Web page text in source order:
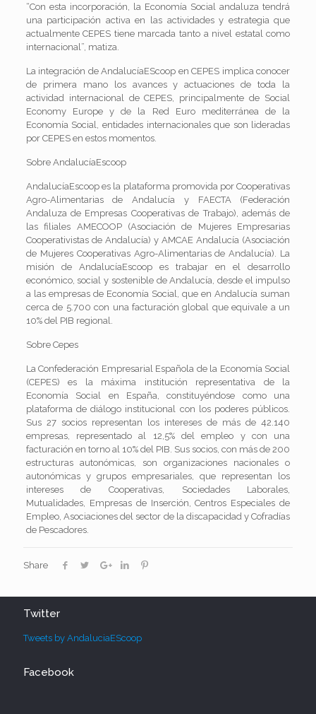
“Con esta incorporación, la Economía Social andaluza tendrá
una participación activa en las actividades y estrategia que
actualmente CEPES tiene marcada tanto a nivel estatal como
internacional”, matiza.
La integración de AndalucíaEScoop en CEPES implica conocer
de primera mano los avances y actuaciones de toda la
actividad internacional de CEPES, principalmente de Social
Economy Europe y de la Red Euro mediterránea de la
Economía Social, entidades internacionales que son lideradas
por CEPES en estos momentos.
Sobre AndalucíaEscoop
AndalucíaEscoop es la plataforma promovida por Cooperativas
Agro-Alimentarias de Andalucía y FAECTA (Federación
Andaluza de Empresas Cooperativas de Trabajo), además de
las filiales AMECOOP (Asociación de Mujeres Empresarias
Cooperativistas de Andalucía) y AMCAE Andalucía (Asociación
de Mujeres Cooperativas Agro-Alimentarias de Andalucía). La
misión de AndalucíaEscoop es trabajar en el desarrollo
económico, social y sostenible de Andalucía, desde el impulso
a las empresas de Economía Social, que en Andalucía suman
cerca de 5.700 con una facturación global que equivale a un
10% del PIB regional.
Sobre Cepes
La Confederación Empresarial Española de la Economía Social
(CEPES) es la máxima institución representativa de la
Economía Social en España, constituyéndose como una
plataforma de diálogo institucional con los poderes públicos.
Sus 27 socios representan los intereses de más de 42.140
empresas, representado al 12,5% del empleo y con una
facturación en torno al 10% del PIB. Sus socios, con más de 200
estructuras autonómicas, son organizaciones nacionales o
autonómicas y grupos empresariales, que representan los
intereses de Cooperativas, Sociedades Laborales,
Mutualidades, Empresas de Inserción, Centros Especiales de
Empleo, Asociaciones del sector de la discapacidad y Cofradías
de Pescadores.
Share
Twitter
Tweets by AndaluciaEScoop
Facebook